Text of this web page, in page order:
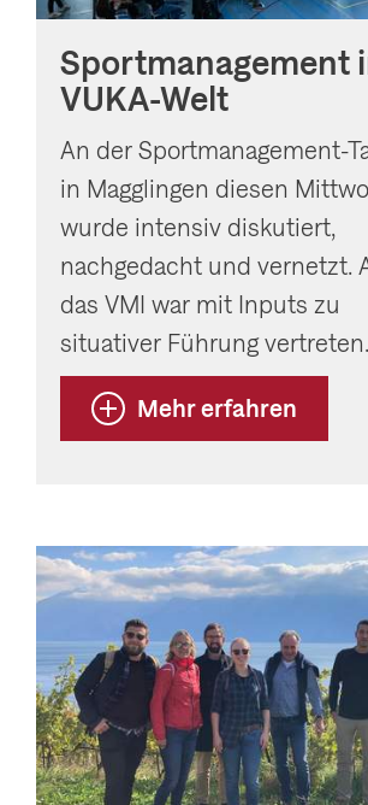
Sportmanagement
VUKA-Welt
An der Sportmanagement-
in Magglingen diesen
wurde intensiv diskutiert,
nachgedacht und vernetzt.
das VMI war mit Inputs zu
situativer Führung vertreten.
Mehr erfahren